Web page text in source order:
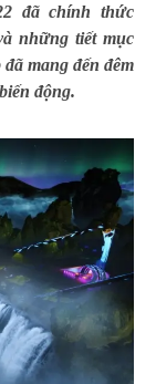
đã chính thức
những tiết mục
mang đến đêm
động.